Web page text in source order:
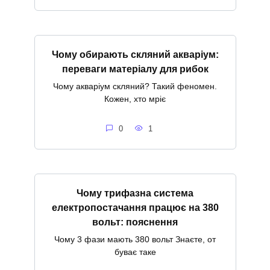
Чому обирають скляний акваріум:
переваги матеріалу для рибок
Чому акваріум скляний? Такий феномен.
Кожен, хто мріє
0 1
Чому трифазна система
електропостачання працює на 380
вольт: пояснення
Чому 3 фази мають 380 вольт Знаєте, от
буває таке